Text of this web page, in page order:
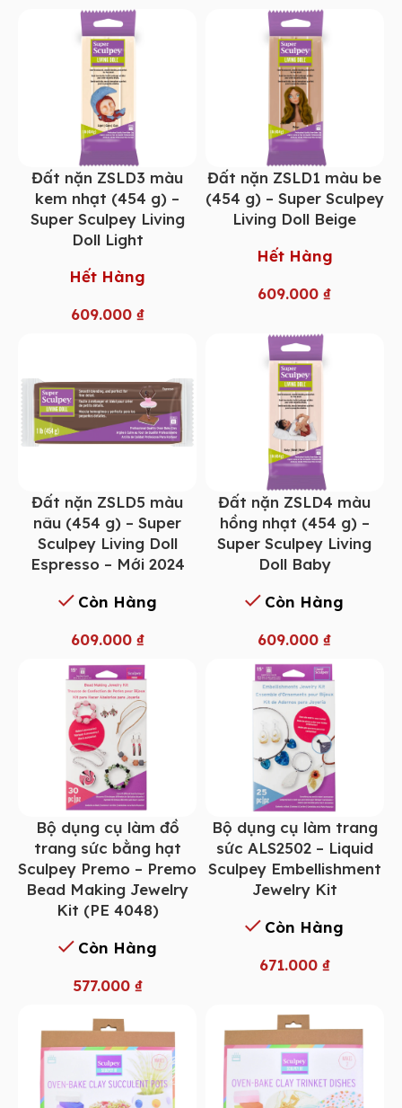
Đất nặn ZSLD3 màu
kem nhạt (454 g) –
Super Sculpey Living
Doll Light
Hết Hàng
609.000 ₫
Đất nặn ZSLD1 màu be
(454 g) – Super Sculpey
Living Doll Beige
Hết Hàng
609.000₫
Đất nặn ZSLD5 màu
nâu (454 g) – Super
Sculpey Living Doll
Espresso – Mới 2024
Còn Hàng
609.000 ₫
Đất nặn ZSLD4 màu
hồng nhạt (454 g) –
Super Sculpey Living
Doll Baby
Còn Hàng
609.000₫
Bộ dụng cụ làm đồ
trang sức bằng hạt
Sculpey Premo – Premo
Bead Making Jewelry
Kit (PE 4048)
Còn Hàng
577.000 ₫
Bộ dụng cụ làm trang
sức ALS2502 – Liquid
Sculpey Embellishment
Jewelry Kit
Còn Hàng
671.000 ₫